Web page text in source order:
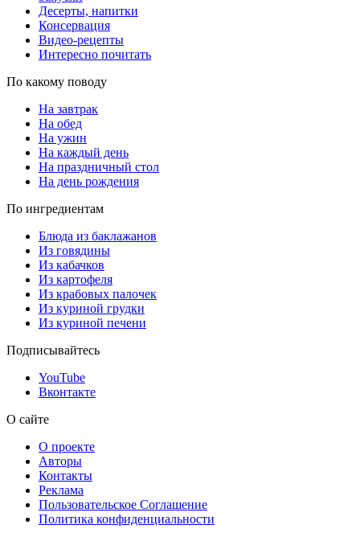
Десерты, напитки
Консервация
Видео-рецепты
Интересно почитать
По какому поводу
На завтрак
На обед
На ужин
На каждый день
На праздничный стол
На день рождения
По ингредиентам
Блюда из баклажанов
Из говядины
Из кабачков
Из картофеля
Из крабовых палочек
Из куриной грудки
Из куриной печени
Подписывайтесь
YouTube
Вконтакте
О сайте
О проекте
Авторы
Контакты
Реклама
Пользовательское Соглашение
Политика конфиденциальности